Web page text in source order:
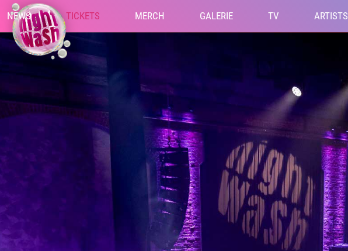
NEWS TICKETS MERCH GALERIE TV ARTISTS